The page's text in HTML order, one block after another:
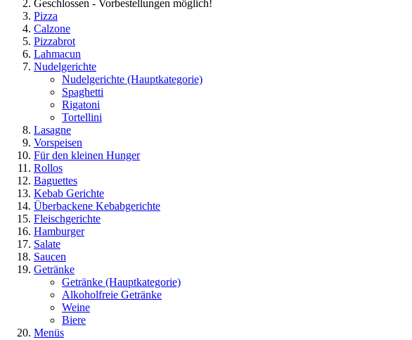
Geschlossen - Vorbestellungen möglich!
Pizza
Calzone
Pizzabrot
Lahmacun
Nudelgerichte
Nudelgerichte (Hauptkategorie)
Spaghetti
Rigatoni
Tortellini
Lasagne
Vorspeisen
Für den kleinen Hunger
Rollos
Baguettes
Kebab Gerichte
Überbackene Kebabgerichte
Fleischgerichte
Hamburger
Salate
Saucen
Getränke
Getränke (Hauptkategorie)
Alkoholfreie Getränke
Weine
Biere
Menüs